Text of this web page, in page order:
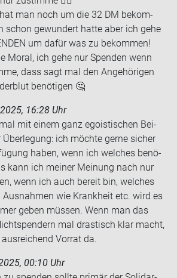
man noch um die 32 DM be­kom­
schon ge­wun­dert hatte aber ich gehe
um dafür was zu be­kom­men!
Moral, ich gehe nur Spen­den wenn
dass sagt mal den An­ge­hö­ri­gen
be­nö­ti­gen 🤔
16:28 Uhr
mit einem ganz ego­is­ti­schen Bei­
ich möch­te gerne si­cher
haben, wenn ich wel­ches be­nö­
kann ich mei­ner Mei­nung nach nur
wenn ich auch be­reit bin, wel­ches
Aus­nah­men wie Krank­heit etc. wird es
geben müs­sen. Wenn man das
mal dras­tisch klar macht,
Vor­rat da.
00:10 Uhr